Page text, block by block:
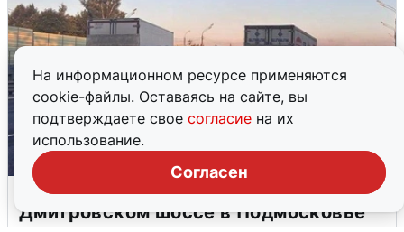
На информационном ресурсе применяются
cookie-файлы. Оставаясь на сайте, вы
подтверждаете свое согласие на их
использование.
Согласен
Пять машин столкнулись на
Дмитровском шоссе в Подмосковье